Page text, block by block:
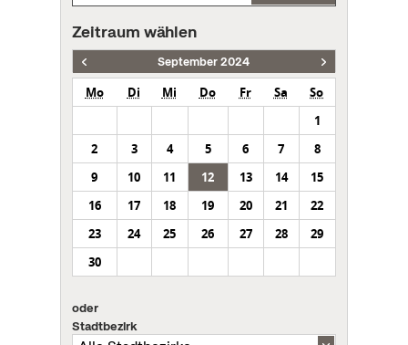
Zeitraum wählen
September 2024
Mo Di Mi Do Fr Sa
So
1
2
3 4 5 6 7
8
9
10 11 12 13 14
15
16
17 18 19 20 21
22
23
24 25 26 27 28
29
30
oder
Stadtbezirk